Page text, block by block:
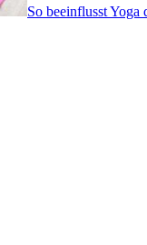
So beeinflusst Yoga